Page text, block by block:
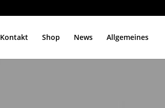
Kontakt Shop News Allgemeines